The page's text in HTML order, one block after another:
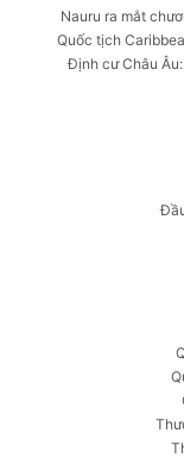
Nauru ra mắt
Quốc tịch
Định cư Châu